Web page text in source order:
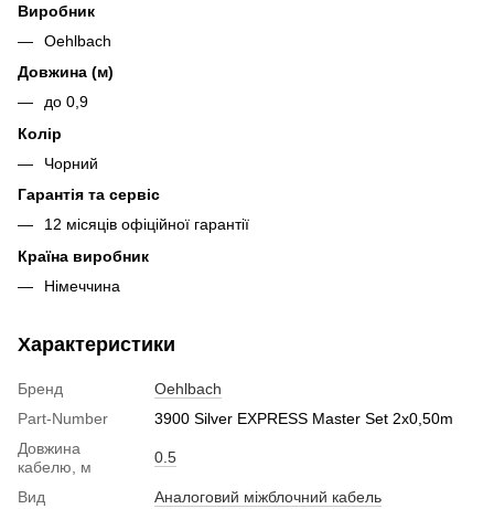
Виробник
Oehlbach
Довжина (м)
до 0,9
Колір
Чорний
Гарантія та сервіс
12 місяців офіційної гарантії
Країна виробник
Німеччина
Характеристики
Бренд
Oehlbach
Part-Number
3900 Silver EXPRESS Master Set 2x0,50m
Довжина
кабелю, м
0.5
Вид Аналоговий міжблочний кабель